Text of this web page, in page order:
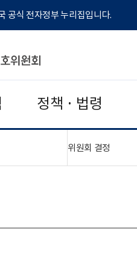
공식 전자정부 누리집입니다.
정책 · 법령
위원회 결정